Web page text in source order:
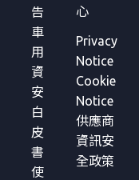
告
車
用
資
安
白
皮
書
使
心
Privacy
Notice
Cookie
Notice
供應商
資訊安
全政策